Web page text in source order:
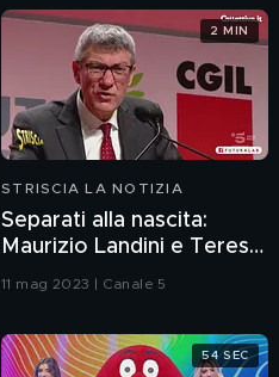
STRISCIA LA NOTIZIA
Separati alla nascita:
Maurizio Landini e Teresa
dei Legnanesi
11 mag 2023 | Canale 5
2 MIN
54 SEC